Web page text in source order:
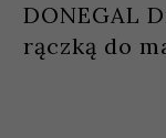
DONEGAL
rączką do